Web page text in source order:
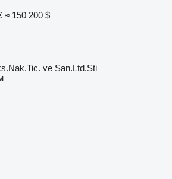
≈ 150 200 $
ve San.Ltd.Sti